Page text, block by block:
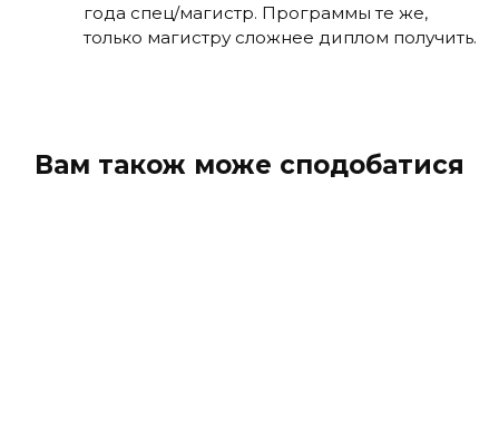
года спец/магистр. Программы те же,
только магистру сложнее диплом получить.
Вам також може сподобатися